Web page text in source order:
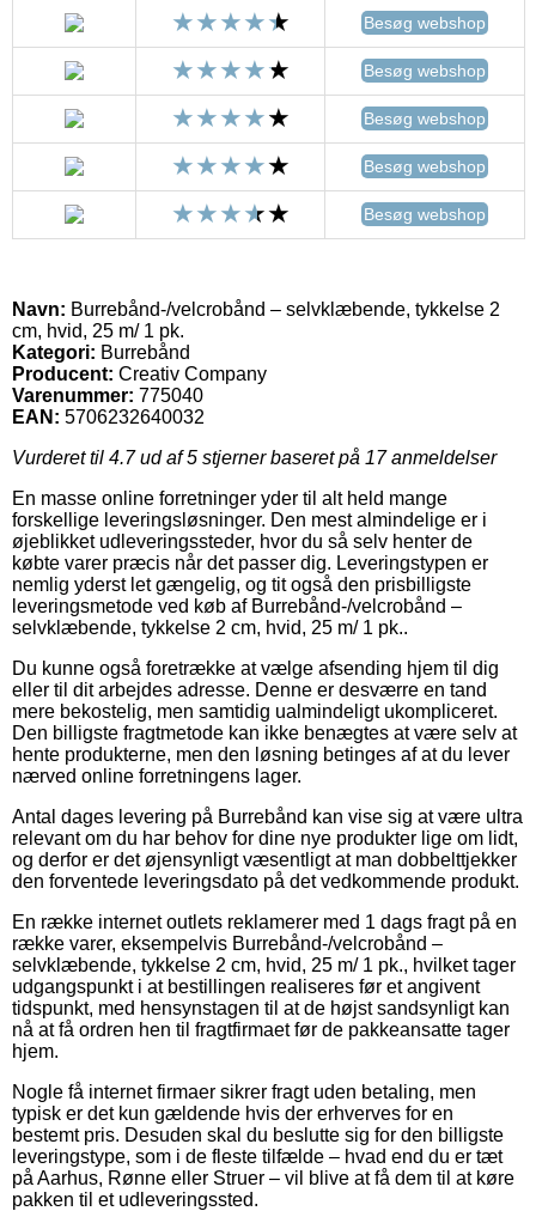
Besøg webshop
Besøg webshop
Besøg webshop
Besøg webshop
Besøg webshop
Navn: Burrebånd-/velcrobånd – selvklæbende, tykkelse 2
cm, hvid, 25 m/ 1 pk.
Kategori: Burrebånd
Producent: Creativ Company
Varenummer: 775040
EAN: 5706232640032
Vurderet til 4.7ud af 5 stjerner baseret på 17anmeldelser
En masse online forretninger yder til alt held mange
forskellige leveringsløsninger. Den mest almindelige er i
øjeblikket udleveringssteder, hvor du så selv henter de
købte varer præcis når det passer dig. Leveringstypen er
nemlig yderst let gængelig, og tit også den prisbilligste
leveringsmetode ved køb af Burrebånd-/velcrobånd –
selvklæbende, tykkelse 2 cm, hvid, 25 m/ 1 pk..
Du kunne også foretrække at vælge afsending hjem til dig
eller til dit arbejdes adresse. Denne er desværre en tand
mere bekostelig, men samtidig ualmindeligt ukompliceret.
Den billigste fragtmetode kan ikke benægtes at være selv at
hente produkterne, men den løsning betinges af at du lever
nærved online forretningens lager.
Antal dages levering på Burrebånd kan vise sig at være ultra
relevant om du har behov for dine nye produkter lige om lidt,
og derfor er det øjensynligt væsentligt at man dobbelttjekker
den forventede leveringsdato på det vedkommende produkt.
En række internet outlets reklamerer med 1 dags fragt på en
række varer, eksempelvis Burrebånd-/velcrobånd –
selvklæbende, tykkelse 2 cm, hvid, 25 m/ 1 pk., hvilket tager
udgangspunkt i at bestillingen realiseres før et angivent
tidspunkt, med hensynstagen til at de højst sandsynligt kan
nå at få ordren hen til fragtfirmaet før de pakkeansatte tager
hjem.
Nogle få internet firmaer sikrer fragt uden betaling, men
typisk er det kun gældende hvis der erhverves for en
bestemt pris. Desuden skal du beslutte sig for den billigste
leveringstype, som i de fleste tilfælde – hvad end du er tæt
på Aarhus, Rønne eller Struer – vil blive at få dem til at køre
pakken til et udleveringssted.